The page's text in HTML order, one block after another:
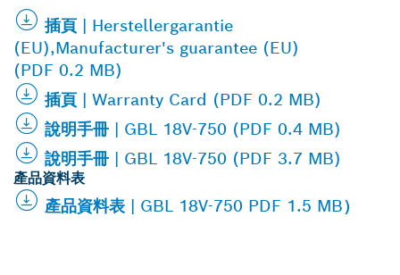
插頁 | Herstellergarantie
(EU),Manufacturer's guarantee (EU)
(PDF 0.2 MB)
插頁 | Warranty Card (PDF 0.2 MB)
說明手冊 | GBL 18V-750 (PDF 0.4 MB)
說明手冊 | GBL 18V-750 (PDF 3.7 MB)
產品資料表
產品資料表 | GBL 18V-750 PDF 1.5 MB）